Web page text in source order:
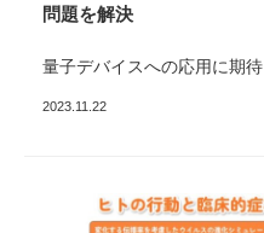
問題を解決
量子デバイスへの応用に期待
2023.11.22